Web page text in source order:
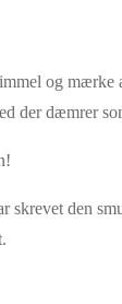
og mærke
der dæmrer
skrevet den